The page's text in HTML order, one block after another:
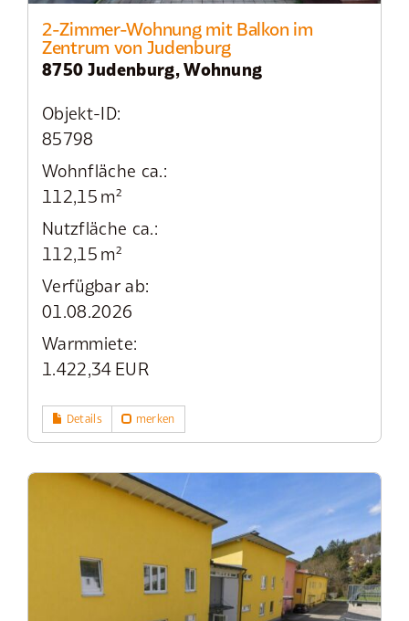
2-Zimmer-Wohnung mit Balkon im
Zentrum von Judenburg
8750 Judenburg, Wohnung
Objekt-ID:
85798
Wohnfläche ca.:
112,15 m²
Nutzfläche ca.:
112,15 m²
Verfügbar ab:
01.08.2026
Warmmiete:
1.422,34 EUR
Details merken